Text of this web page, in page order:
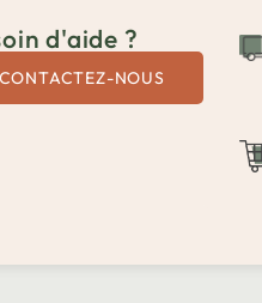
d'aide ?
CONTACTEZ-NOUS